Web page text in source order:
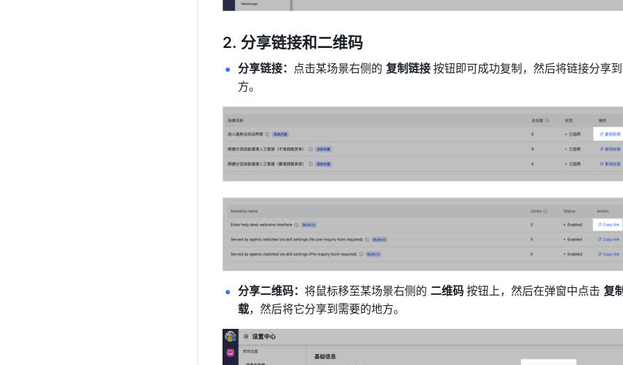
分享链接和二维码
分享链接： 点击某场景右侧的 复制链接 按钮即可成功复制，然后将链接分享
方。
分享二维码： 将鼠标移至某场景右侧的 二维码 按钮上，然后在弹窗中点击 复
载，然后将它分享到需要的地方。